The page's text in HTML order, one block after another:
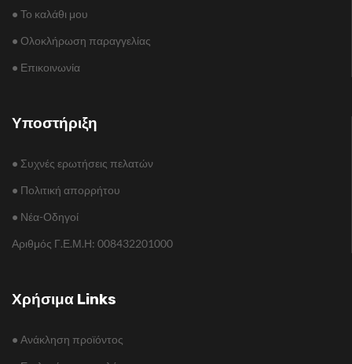
• Το καλάθι μου
• Ολοκλήρωση παραγγελίας
• Επικοινωνία
Υποστήριξη
• Συχνές ερωτήσεις πελατών
• Πολιτική απορρήτου
• Νέα-Οδηγοί
Αριθμός Γ.Ε.Μ.Η: 008432201000
Χρήσιμα Links
• Ανάκληση προϊόντος